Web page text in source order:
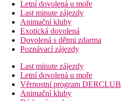
Letní dovolená u moře
Last minute zájezdy
Animační kluby
Exotická dovolená
Dovolená s dětmi zdarma
Poznávací zájezdy
Last minute zájezdy
Letní dovolená u moře
Věrnostní program DERCLUB
Animační kluby